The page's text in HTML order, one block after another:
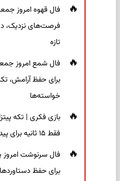
فرصت‌های نزدیک،
تازه
برای حفظ آرامش،
خواسته‌ها
بازی فکری | تکه
فقط ۱۵ ثانیه برای پیداکردنش وقت دارید
برای حفظ